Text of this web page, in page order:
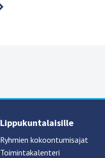
Lippukuntalaisille
Ryhmien kokoontumisajat
Toimintakalenteri